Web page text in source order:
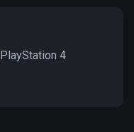
PlayStation 4